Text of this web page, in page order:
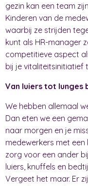
gezin kan een team
Kinderen van de
waarbij ze strijden
kunt als HR-manager
competitieve aspect
bij je vitaliteitsinitiatief
Van luiers tot lunges
We hebben allemaal
Dan eten we een
naar morgen en je
medewerkers met
zorg voor een ander
luiers, knuffels en
Vergeet het maar. Er